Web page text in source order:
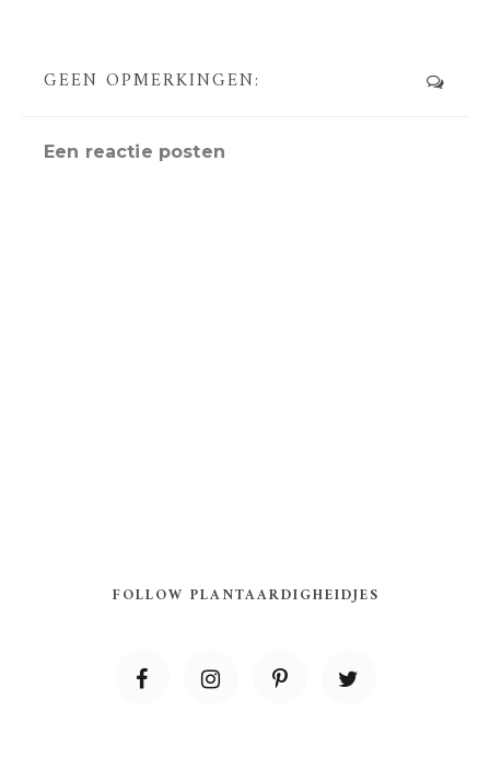
GEEN OPMERKINGEN:
Een reactie posten
FOLLOW PLANTAARDIGHEIDJES